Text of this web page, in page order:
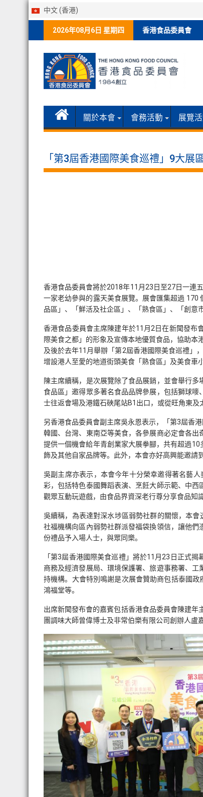
中文 (香港)
2026年08月6日 星期四 香港食品委員會
關於本會 會務活動 展覽
「第3屆香港國際美食巡禮」9大
香港食品委員會將於2018年11月23日至27日一連
一家老幼參與的露天美食展覽。展會匯集超過 170
品區」、「鮮活及社企區」、「熟食區」、「創意
香港食品委員會主席陳建年於11月2日在新聞發布
際美食之都」的形象及宣傳本地優質食品，協助本
及後於去年11月舉辦「第2屆香港國際美食巡禮」
增設港人至愛的地道街頭美食「熟食區」及美食車
陳主席續稱，是次展覽除了食品展銷，並會舉行
食品區」邀得眾多著名食品品牌參展，包括獅球
士往返會場及港鐵石硤尾站B1出口，或從旺角東及
另香港食品委員會副主席吳永恩表示，「第3屆香
韓國、台灣、東南亞等美食，各參展商必定會各出
提供一個機會給年青創業家大展拳腳，共有超過
飾及其他自家品牌等。此外，本會亦好高興能邀請
吳副主席亦表示，本會今年十分榮幸邀得著名藝
彩，包括特色泰國舞蹈表演、烹飪大師示範、中
觀眾互動玩遊戲，由食品界資深老行尊分享食品知
吳續稱，為表達對深水埗區弱勢社群的關懷，本
社福機構向區內弱勢社群派發福袋換領信，讓他
份禮品予入場人士，與眾同樂。
「第3屆香港國際美食巡禮」將於11月23日正式
商務及經濟發展局、環境保護署、旅遊事務署、
持機構。大會特別鳴謝是次展會贊助商包括泰國
鴻福堂等。
出席新聞發布會的嘉賓包括香港食品委員會陳建
團調味大師曾偉博士及非常伯樂有限公司創辦人盧